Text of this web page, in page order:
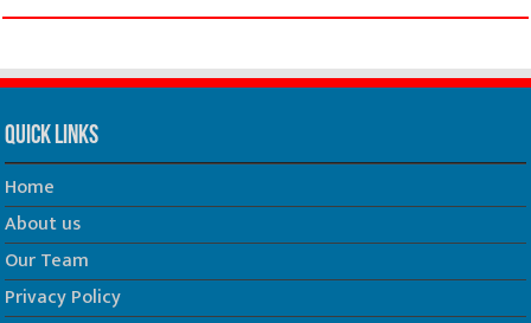
Quick Links
Home
About us
Our Team
Privacy Policy